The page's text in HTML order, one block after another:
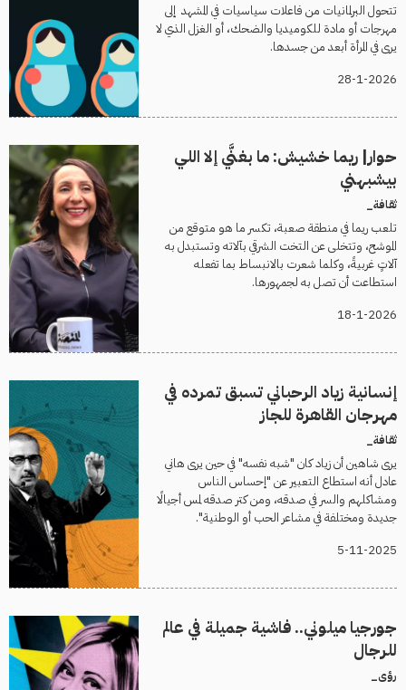
تتحول البرلمانيات من فاعلات سياسيات في المشهد إلى
مهرجات أو مادة للكوميديا والضحك، أو الغزل الذي لا
يرى في المرأة أبعد من جسدها.
28-1-2026
حوار| ريما خشيش: ما بغنَّي إلا اللي
بيشبهني
ثقافة_
تلعب ريما في منطقة صعبة، تكسر ما هو متوقع من
الموشح، وتتخلى عن التخت الشرقي بآلاته وتستبدل به
آلاتٍ غربيةً، وكلما شعرت بالانبساط بما تفعله
استطاعت أن تصل به لجمهورها.
18-1-2026
إنسانية زياد الرحباني تسبق تمرده في
مهرجان القاهرة للجاز
ثقافة_
يرى شاهين أن زياد كان "شبه نفسه" في حين يرى هاني
عادل أنه استطاع التعبير عن "إحساس الناس
ومشاكلهم والسر في صدقه، ومن كتر صدقه لمس أجيالًا
جديدة ومختلفة في مشاعر الحب أو الوطنية".
5-11-2025
جورجيا ميلوني.. فاشية جميلة في عالم
للرجال
رؤى_